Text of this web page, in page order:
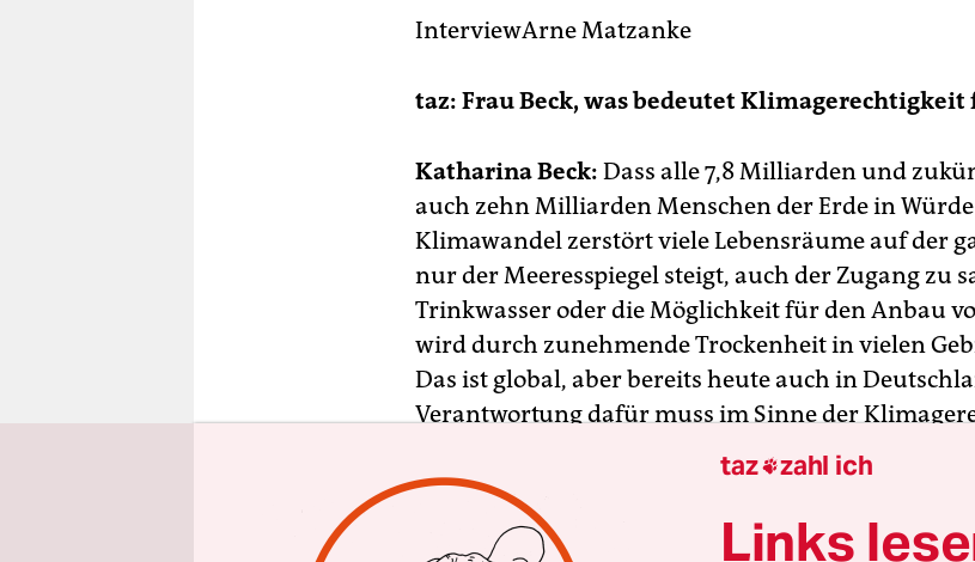
InterviewArne Matzanke
taz: Frau Beck, was bedeutet Klimagerechtigkeit
Katharina Beck: Dass alle 7,8 Milliarden und
auch zehn Milliarden Menschen der Erde in
Klimawandel zerstört viele Lebensräume auf der
nur der Meeresspiegel steigt, auch der Zugang zu
Trinkwasser oder die Möglichkeit für den Anbau
wird durch zunehmende Trockenheit in vielen
Das ist global, aber bereits heute auch in
Verantwortung dafür muss im Sinne der
lokal und intergenerational, als auch global
Wie würde eine Politik aussehen, die dieser
wird?
taz zahl ich
Links